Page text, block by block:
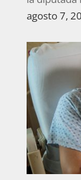
agosto 7,